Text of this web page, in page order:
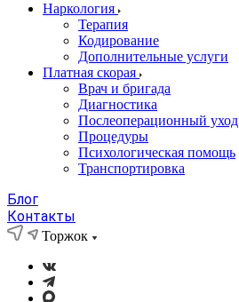
Наркология
Терапия
Кодирование
Дополнительные услуги
Платная скорая
Врач и бригада
Диагностика
Послеоперационный уход
Процедуры
Психологическая помощь
Транспортировка
Блог
Контакты
Торжок